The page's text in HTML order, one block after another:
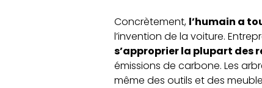
Concrètement, l’humain a
l’invention de la voiture.
s’approprier la plupart des
émissions de carbone. Les
même des outils et des